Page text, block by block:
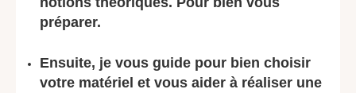
préparer.
Ensuite, je vous guide pour bien choisir
votre matériel et vous aider à réaliser une